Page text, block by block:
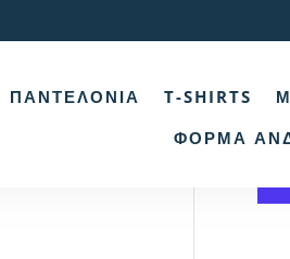
ΠΑΝΤΕΛΌΝΙΑ T-SHIRTS
ΦΌΡΜΑ